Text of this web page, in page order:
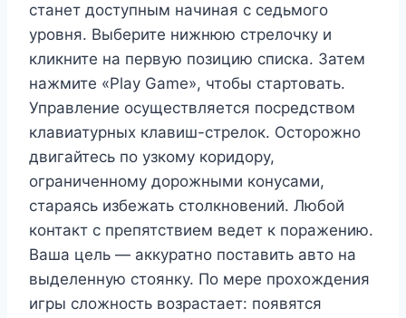
станет доступным начиная с седьмого
уровня. Выберите нижнюю стрелочку и
кликните на первую позицию списка. Затем
нажмите «Play Game», чтобы стартовать.
Управление осуществляется посредством
клавиатурных клавиш-стрелок. Осторожно
двигайтесь по узкому коридору,
ограниченному дорожными конусами,
стараясь избежать столкновений. Любой
контакт с препятствием ведет к поражению.
Ваша цель — аккуратно поставить авто на
выделенную стоянку. По мере прохождения
игры сложность возрастает: появятся